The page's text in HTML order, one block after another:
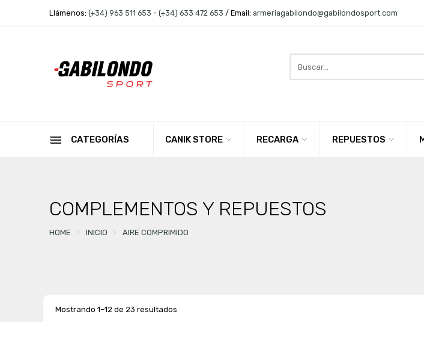
Llámenos: (+34) 963 511 653 - (+34) 633 472 653 / Email: armeriagabilondo@gabilondosport.com
here
CATEGORÍAS CANIK STORE RECARGA REPUESTOS
COMPLEMENTOS Y REPUESTOS
HOME INICIO AIRE COMPRIMIDO
Mostrando 1–12 de 23 resultados